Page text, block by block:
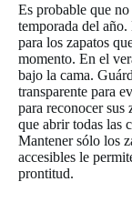
Es probable que no
temporada del año.
para los zapatos
momento. En el
bajo la cama.
transparente para
para reconocer sus
que abrir todas las
Mantener sólo los
accesibles le
prontitud.